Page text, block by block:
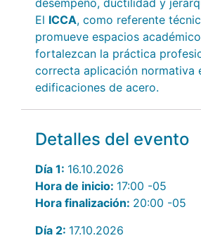
desempeño, ductilidad y
El ICCA, como referente
promueve espacios
fortalezcan la práctica
correcta aplicación normativa
edificaciones de acero.
Detalles del evento
Día 1: 16.10.2026
Hora de inicio: 17:00 -05
Hora finalización: 20:00 -05
Día 2: 17.10.2026